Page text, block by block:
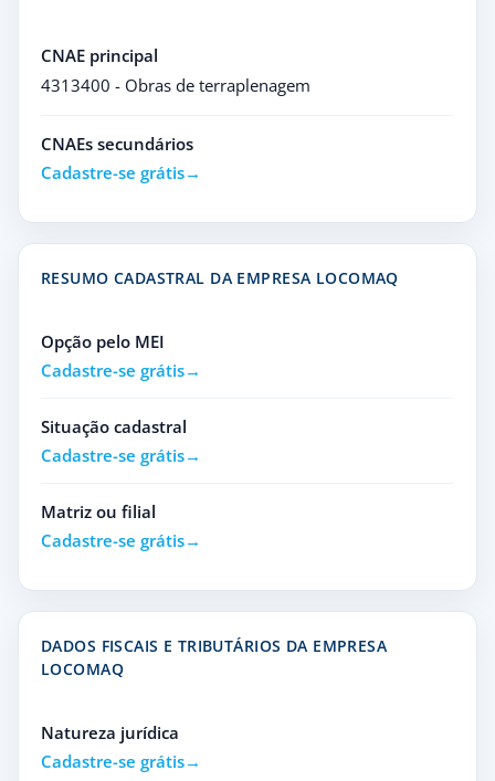
CNAE principal
4313400 - Obras de terraplenagem
CNAEs secundários
Cadastre-se grátis
RESUMO CADASTRAL DA EMPRESA LOCOMAQ
Opção pelo MEI
Cadastre-se grátis
Situação cadastral
Cadastre-se grátis
Matriz ou filial
Cadastre-se grátis
DADOS FISCAIS E TRIBUTÁRIOS DA EMPRESA
LOCOMAQ
Natureza jurídica
Cadastre-se grátis